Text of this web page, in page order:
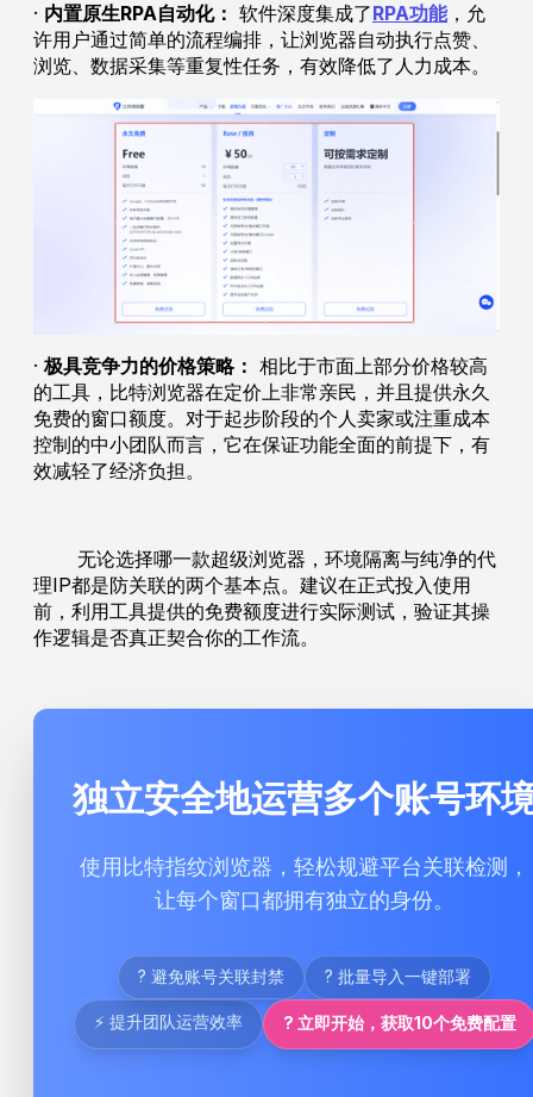
· 内置原生RPA自动化： 软件深度集成了RPA功能，允
许用户通过简单的流程编排，让浏览器自动执行点赞、
浏览、数据采集等重复性任务，有效降低了人力成本。
· 极具竞争力的价格策略： 相比于市面上部分价格较高
的工具，比特浏览器在定价上非常亲民，并且提供永久
免费的窗口额度。对于起步阶段的个人卖家或注重成本
控制的中小团队而言，它在保证功能全面的前提下，有
效减轻了经济负担。
无论选择哪一款超级浏览器，环境隔离与纯净的代
理IP都是防关联的两个基本点。建议在正式投入使用
前，利用工具提供的免费额度进行实际测试，验证其操
作逻辑是否真正契合你的工作流。
独立安全地运营多个账号环
使用比特指纹浏览器，轻松规避平台关联检测，
让每个窗口都拥有独立的身份。
? 避免账号关联封禁 ? 批量导入一键部署
⚡ 提升团队运营效率 ? 立即开始，获取10个免费配置